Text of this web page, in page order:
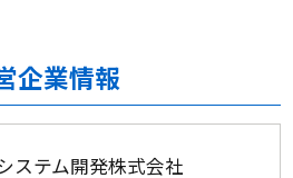
企業情報
ステム開発株式会社